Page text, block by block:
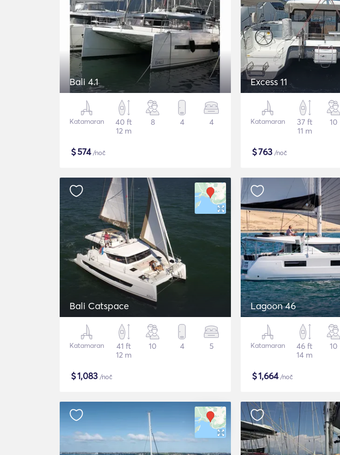
Bali 4.1
Katamaran
40 ft
12 m
8 4 4
$574/noč
Excess 11
Katamaran
37 ft
11 m
10
$763 /noč
Bali Catspace
Katamaran
41 ft
12 m
10 4 5
$1,083 /noč
Lagoon 46
Katamaran
46 ft
14 m
10
$1,664/noč